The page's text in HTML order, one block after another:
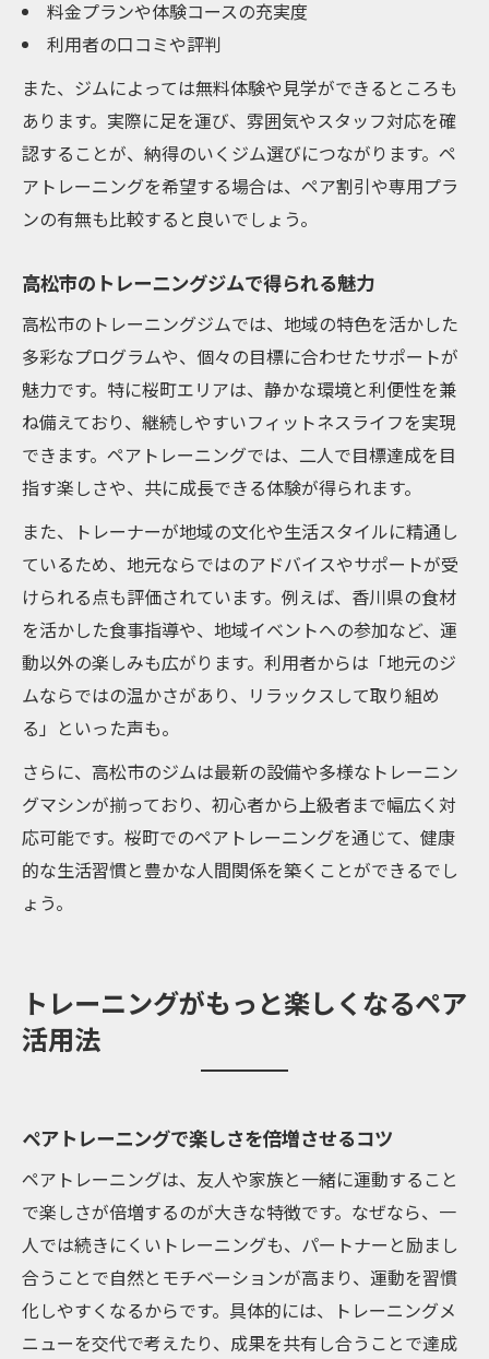
料金プランや体験コースの充実度
利用者の口コミや評判
また、ジムによっては無料体験や見学ができるところも
あります。実際に足を運び、雰囲気やスタッフ対応を確
認することが、納得のいくジム選びにつながります。ペ
アトレーニングを希望する場合は、ペア割引や専用プラ
ンの有無も比較すると良いでしょう。
高松市のトレーニングジムで得られる魅力
高松市のトレーニングジムでは、地域の特色を活かした
多彩なプログラムや、個々の目標に合わせたサポートが
魅力です。特に桜町エリアは、静かな環境と利便性を兼
ね備えており、継続しやすいフィットネスライフを実現
できます。ペアトレーニングでは、二人で目標達成を目
指す楽しさや、共に成長できる体験が得られます。
また、トレーナーが地域の文化や生活スタイルに精通し
ているため、地元ならではのアドバイスやサポートが受
けられる点も評価されています。例えば、香川県の食材
を活かした食事指導や、地域イベントへの参加など、運
動以外の楽しみも広がります。利用者からは「地元のジ
ムならではの温かさがあり、リラックスして取り組め
る」といった声も。
さらに、高松市のジムは最新の設備や多様なトレーニン
グマシンが揃っており、初心者から上級者まで幅広く対
応可能です。桜町でのペアトレーニングを通じて、健康
的な生活習慣と豊かな人間関係を築くことができるでし
ょう。
トレーニングがもっと楽しくなるペア
活用法
ペアトレーニングで楽しさを倍増させるコツ
ペアトレーニングは、友人や家族と一緒に運動すること
で楽しさが倍増するのが大きな特徴です。なぜなら、一
人では続きにくいトレーニングも、パートナーと励まし
合うことで自然とモチベーションが高まり、運動を習慣
化しやすくなるからです。具体的には、トレーニングメ
ニューを交代で考えたり、成果を共有し合うことで達成